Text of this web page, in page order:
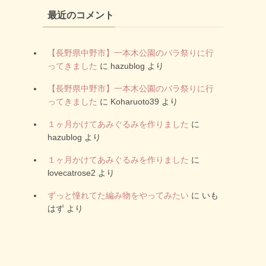
ー最近のコメント
【長野県中野市】一本木公園のバラ祭りに行
ってきました に hazublog より
【長野県中野市】一本木公園のバラ祭りに行
ってきました に Koharuoto39 より
１ヶ月かけてあみぐるみを作りました に
hazublog より
１ヶ月かけてあみぐるみを作りました に
lovecatrose2 より
ずっと憧れてた編み物をやってみたい に いも
はず より